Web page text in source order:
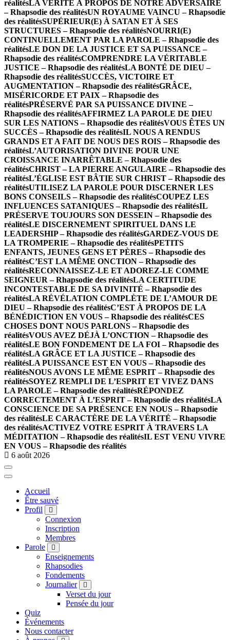
réalitésLA VÉRITÉ À PROPOS DE NOTRE ADVERSAIRE
– Rhapsodie des réalitésUN ROYAUME VAINCU – Rhapsodie
des réalitésSUPÉRIEUR(E) À SATAN ET À SES
STRUCTURES – Rhapsodie des réalitésNOURRI(E)
CONTINUELLEMENT PAR LA PAROLE – Rhapsodie des
réalitésLE DON DE LA JUSTICE ET SA PUISSANCE –
Rhapsodie des réalitésCOMPRENDRE LA VÉRITABLE
JUSTICE – Rhapsodie des réalitésLA BONTÉ DE DIEU –
Rhapsodie des réalitésSUCCÈS, VICTOIRE ET
AUGMENTATION – Rhapsodie des réalitésGRÂCE,
MISÉRICORDE ET PAIX – Rhapsodie des
réalitésPRÉSERVÉ PAR SA PUISSANCE DIVINE –
Rhapsodie des réalitésAFFIRMEZ LA PAROLE DE DIEU
SUR LES NATIONS – Rhapsodie des réalitésVOUS ÊTES UN
SUCCÈS – Rhapsodie des réalitésIL NOUS A RENDUS
GRANDS ET A FAIT DE NOUS DES ROIS – Rhapsodie des
réalitésL’AUTORISATION DIVINE POUR UNE
CROISSANCE INARRÊTABLE – Rhapsodie des
réalitésCHRIST – LA PIERRE ANGULAIRE – Rhapsodie des
réalitésL’ÉGLISE EST BÂTIE SUR CHRIST – Rhapsodie des
réalitésUTILISEZ LA PAROLE POUR DISCERNER LES
BONS CONSEILS – Rhapsodie des réalitésCOUPEZ LES
INFLUENCES SATANIQUES – Rhapsodie des réalitésIL
PRÉSERVE TOUJOURS SON DESSEIN – Rhapsodie des
réalitésLE DISCERNEMENT SPIRITUEL DANS LE
LEADERSHIP – Rhapsodie des réalitésGARDEZ-VOUS DE
LA TROMPERIE – Rhapsodie des réalitésPETITS
ENFANTS, JEUNES GENS ET PÈRES – Rhapsodie des
réalitésC’EST LA MÊME ONCTION – Rhapsodie des
réalitésRECONNAISSEZ-LE ET ADOREZ-LE COMME
SEIGNEUR – Rhapsodie des réalitésLA CERTITUDE
INCONTESTABLE DE SA DIVINITÉ – Rhapsodie des
réalitésLA RÉVÉLATION COMPLÈTE DE L’AMOUR DE
DIEU – Rhapsodie des réalitésC’EST À PROPOS DE LA
BÉNÉDICTION EN VOUS – Rhapsodie des réalitésCES
CHOSES DONT NOUS PARLONS – Rhapsodie des
réalitésVOUS AVEZ DÉJÀ L’ONCTION – Rhapsodie des
réalitésLE BON FONDEMENT DE LA FOI – Rhapsodie des
réalitésLA GRÂCE ET LA JUSTICE – Rhapsodie des
réalitésLA PUISSANCE EST EN VOUS – Rhapsodie des
réalitésNOUS AVONS LE MÊME ESPRIT – Rhapsodie des
réalitésSOYEZ REMPLI DE L’ESPRIT ET VIVEZ DANS
LA PAROLE – Rhapsodie des réalitésRÉPONDEZ
CORRECTEMENT À L’ESPRIT – Rhapsodie des réalitésLA
CONSCIENCE DE SA PRÉSENCE EN NOUS – Rhapsodie
des réalitésLE CARACTÈRE DE LA VÉRITÉ – Rhapsodie
des réalitésACTIVEZ VOTRE ESPRIT À TRAVERS LA
MÉDITATION – Rhapsodie des réalitésIL EST VENU VIVRE
EN VOUS – Rhapsodie des réalités
6 août 2026
Accueil
Être sauvé
Profil
Connexion
Inscription
Membres
Parole
Enseignements
Rhapsodies
Fondements
Journalier
Verset du jour
Pensée du jour
Quiz
Événements
Nous contacter